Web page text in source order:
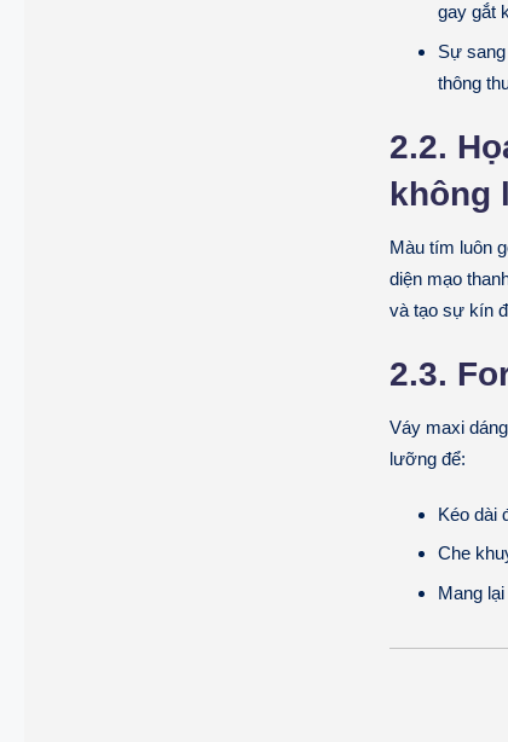
gay gắt
Sự
thông
2.2.
không
Màu tím luôn
diện mạo
và tạo sự kín
2.3.
Váy maxi
lưỡng để:
Kéo dài
Che
Mang